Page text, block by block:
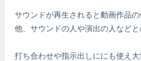
サウンドが再生されると動画作品
他、サウンドの人や演出の人などと
打ち合わせや指示出しににも使え大